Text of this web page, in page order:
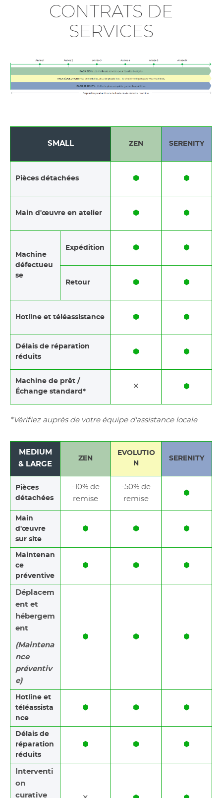
CONTRATS DE
SERVICES
SMALL ZEN SERENITY
Pièces détachées ⬢ ⬢
Main d'œuvre en atelier ⬢ ⬢
Machine
défectueu
se
Expédition ⬢ ⬢
Retour ⬢ ⬢
Hotline et téléassistance ⬢ ⬢
Délais de réparation
réduits
⬢ ⬢
Machine de prêt /
Échange standard*
✕ ⬢
*Vérifiez auprès de votre équipe d'assistance locale
MEDIUM
& LARGE
ZEN
EVOLUTIO
N
SERENITY
Pièces
détachées
-10% de
remise
-50% de
remise
⬢
Main
d'œuvre
sur site
⬢ ⬢ ⬢
Maintenan
ce
préventive
⬢ ⬢ ⬢
Déplacem
ent et
hébergem
ent
(Maintena
nce
préventiv
e)
⬢ ⬢ ⬢
Hotline et
téléassista
nce
⬢ ⬢ ⬢
Délais de
réparation
réduits
⬢ ⬢ ⬢
Interventi
on
curative